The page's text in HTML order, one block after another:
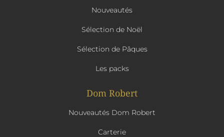
Nouveautés
Sélection de Noël
Sélection de Pâques
Les packs
Dom Robert
Nouveautés Dom Robert
Carterie